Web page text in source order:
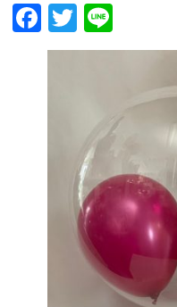
Facebook
Twitter